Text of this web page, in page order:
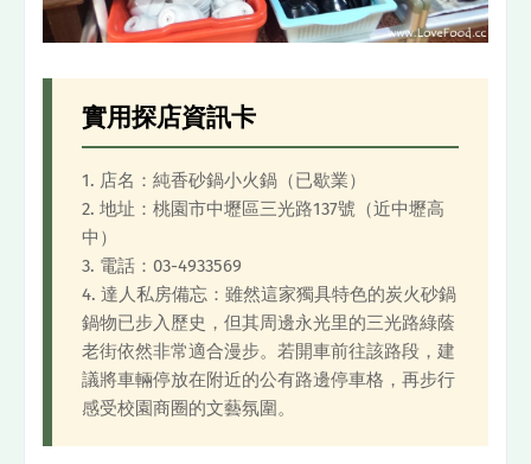
實用探店資訊卡
1. 店名：純香砂鍋小火鍋（已歇業）
2. 地址：桃園市中壢區三光路137號（近中壢高
中）
3. 電話：03-4933569
4. 達人私房備忘：雖然這家獨具特色的炭火砂鍋
鍋物已步入歷史，但其周邊永光里的三光路綠蔭
老街依然非常適合漫步。若開車前往該路段，建
議將車輛停放在附近的公有路邊停車格，再步行
感受校園商圈的文藝氛圍。